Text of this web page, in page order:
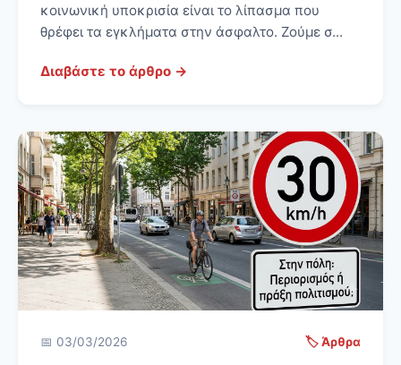
κοινωνική υποκρισία είναι το λίπασμα που
θρέφει τα εγκλήματα στην άσφαλτο. Ζούμε σ...
Διαβάστε το άρθρο →
📅 03/03/2026 🏷️ Άρθρα